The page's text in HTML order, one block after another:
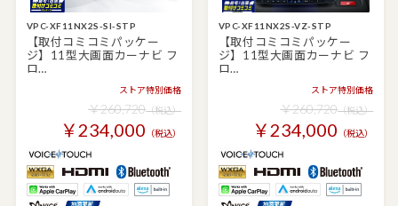
VPC-XF11NX2S-SI-STP
【取付コミコミパッケー
ジ】11型大画面カーナビ フ
ロ…
ストア特別価格
￥260,720（税込）
￥234,000 （税込）
VPC-XF11NX2S-VZ-STP
【取付コミコミパッケー
ジ】11型大画面カーナビ フ
ロ…
ストア特別価格
￥260,720（税込）
￥234,000 （税込）